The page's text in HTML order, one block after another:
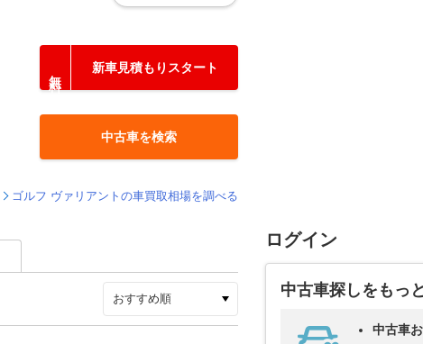
新車見積もりスタート
中古車を検索
ゴルフ ヴァリアントの車買取相場を調べる
ログイン
中古車探しをもっ
中古車